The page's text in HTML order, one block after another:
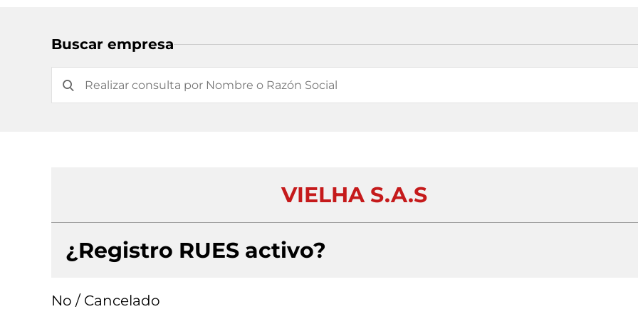
Buscar empresa
VIELHA S.A.S
¿Registro RUES activo?
No / Cancelado